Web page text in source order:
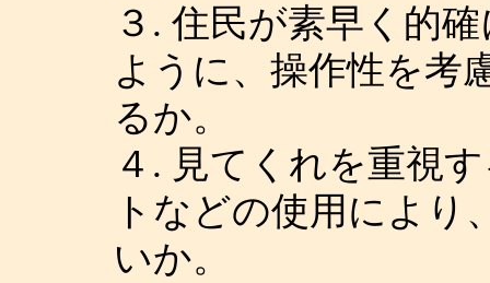
３. 住民が素早く的
ように、操作性を考
るか。
４. 見てくれを重視
トなどの使用によ
いか。